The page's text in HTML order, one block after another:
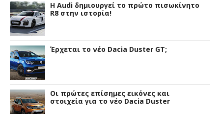
Η Audi δημιουργεί το πρώτο πισωκίνητο
R8 στην ιστορία!
Έρχεται το νέο Dacia Duster GT;
Οι πρώτες επίσημες εικόνες και
στοιχεία για το νέο Dacia Duster